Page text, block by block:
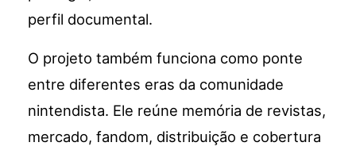
perfil documental.
O projeto também funciona como ponte
entre diferentes eras da comunidade
nintendista. Ele reúne memória de revistas,
mercado, fandom, distribuição e cobertura